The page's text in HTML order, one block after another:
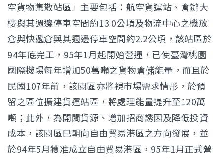
空貨物集散站區」主要包括：航空貨運站、倉辦大
樓與其週邊停車空間約13.0公頃及物流中心之機放
倉與快遞倉與其週邊停車空間約2.2公頃，該站區於
94年底完工，95年1月起開始營運，已使臺灣桃園
國際機場每年增加50萬噸之貨物倉儲能量，而且於
民國107年前，該園區亦將視市場需求情形，於預
留之區位擴建貨運站區，將處理能量提升至120萬
噸；此外，為開闢貨源、增加招商誘因及降低投資
成本，該園區已朝向自由貿易港區之方向發展，並
於94年5月獲准成立自由貿易港區，95年1月正式營